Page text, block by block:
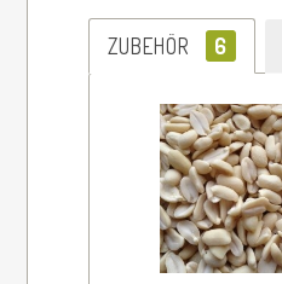
ZUBEHÖR 6